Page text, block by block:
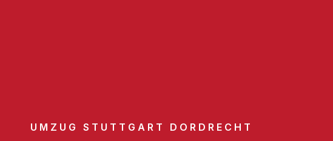
UMZUG STUTTGART DORDRECHT